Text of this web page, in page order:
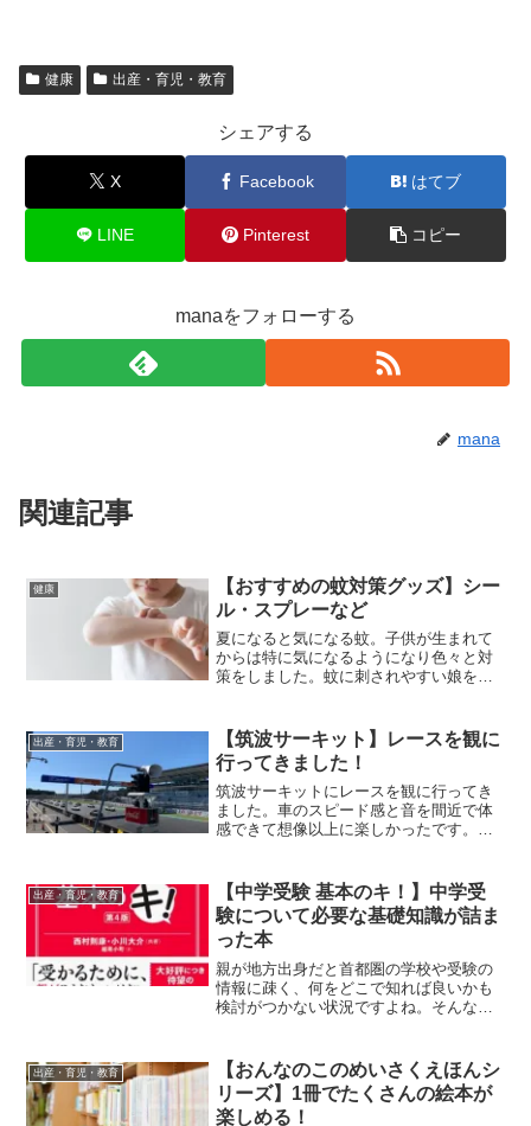
健康 出産・育児・教育
シェアする
X Facebook はてブ
LINE Pinterest コピー
manaをフォローする
mana
関連記事
健康
【おすすめの蚊対策グッズ】シー
ル・スプレーなど
夏になると気になる蚊。子供が生まれて
からは特に気になるようになり色々と対
策をしました。蚊に刺されやすい娘を守
出産・育児・教育
【筑波サーキット】レースを観に
行ってきました！
筑波サーキットにレースを観に行ってき
ました。車のスピード感と音を間近で体
感できて想像以上に楽しかったです。車
しょうか。
出産・育児・教育
【中学受験 基本のキ！】中学受
験について必要な基礎知識が詰ま
った本
親が地方出身だと首都圏の学校や受験の
情報に疎く、何をどこで知れば良いかも
検討がつかない状況ですよね。そんな方
みると、今まで部分的にあった知識がス
ーッと繋がるような感覚でとてもわかり
やすかったです。受験の全体像を理解で
き、その時その時でまた見返して参考に
出産・育児・教育
【おんなのこのめいさくえほんシ
リーズ】1冊でたくさんの絵本が
楽しめる！